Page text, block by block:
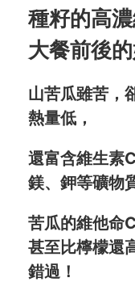
種籽的高濃
大餐前後的
山苦瓜雖苦，
熱量低，
還富含維生素
鎂、鉀等礦物
苦瓜的維他命
甚至比檸檬還
錯過！